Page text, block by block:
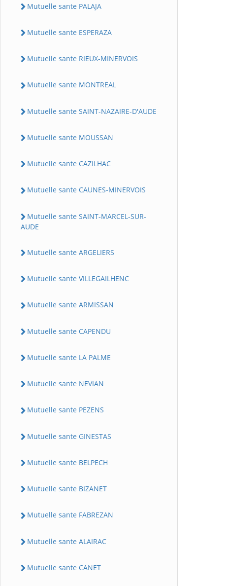
Mutuelle sante PALAJA
Mutuelle sante ESPERAZA
Mutuelle sante RIEUX-MINERVOIS
Mutuelle sante MONTREAL
Mutuelle sante SAINT-NAZAIRE-D'AUDE
Mutuelle sante MOUSSAN
Mutuelle sante CAZILHAC
Mutuelle sante CAUNES-MINERVOIS
Mutuelle sante SAINT-MARCEL-SUR-
AUDE
Mutuelle sante ARGELIERS
Mutuelle sante VILLEGAILHENC
Mutuelle sante ARMISSAN
Mutuelle sante CAPENDU
Mutuelle sante LA PALME
Mutuelle sante NEVIAN
Mutuelle sante PEZENS
Mutuelle sante GINESTAS
Mutuelle sante BELPECH
Mutuelle sante BIZANET
Mutuelle sante FABREZAN
Mutuelle sante ALAIRAC
Mutuelle sante CANET